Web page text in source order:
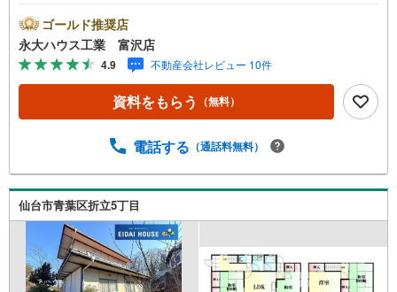
舗で展開中！こちらでは当社の強みを大きく2つに分けてご
紹介！1.＜豊富な不動産知識＞戸建・マンション・土地...
と種別を問わず不動産を取り扱っております。更に教育施
設や商業施設、子育て環境や行政などの地域情報を総合
し、お客様により良い物件選びをして頂けるよう、しっか
りとサポートさせて頂きます。2.＜経験豊富なスタッフ＞
ど住宅に関する様々なご質問はもちろん、ご購入時に気に
て頂きます。各店舗ではキッズスペースも完備！お子様連
れのご家族様で是非お越しください。営業時間:10:00～18:
00（定休日火・水曜日※店舗により変動あり）現地のご案
内も可能ですので、どうぞお気軽にお問い合わせくださ
い！
ゴールド推奨店
永大ハウス工業 富沢店
4.9 不動産会社レビュー 10件
資料をもらう （無料）
電話する （通話料無料）
仙台市青葉区折立5丁目